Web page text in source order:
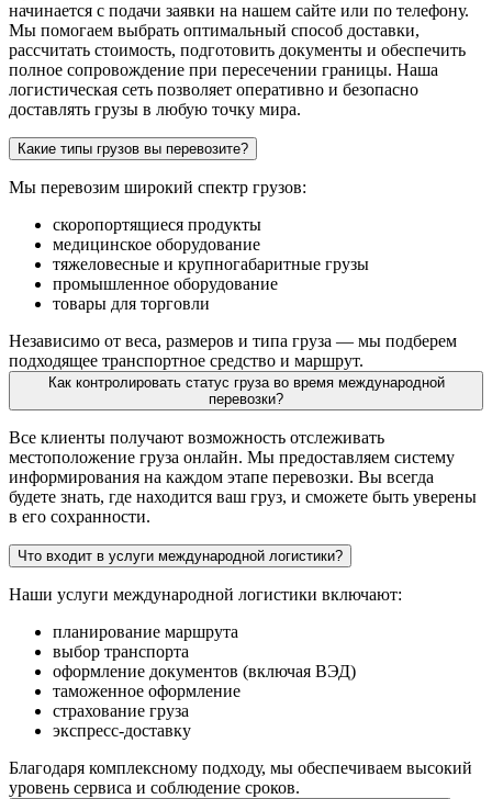
начинается с подачи заявки на нашем сайте или по телефону.
Мы помогаем выбрать оптимальный способ доставки,
рассчитать стоимость, подготовить документы и обеспечить
полное сопровождение при пересечении границы. Наша
логистическая сеть позволяет оперативно и безопасно
доставлять грузы в любую точку мира.
Какие типы грузов вы перевозите?
Мы перевозим широкий спектр грузов:
скоропортящиеся продукты
медицинское оборудование
тяжеловесные и крупногабаритные грузы
промышленное оборудование
товары для торговли
Независимо от веса, размеров и типа груза — мы подберем
подходящее транспортное средство и маршрут.
Как контролировать статус груза во время международной
перевозки?
Все клиенты получают возможность отслеживать
местоположение груза онлайн. Мы предоставляем систему
информирования на каждом этапе перевозки. Вы всегда
будете знать, где находится ваш груз, и сможете быть уверены
в его сохранности.
Что входит в услуги международной логистики?
Наши услуги международной логистики включают:
планирование маршрута
выбор транспорта
оформление документов (включая ВЭД)
таможенное оформление
страхование груза
экспресс-доставку
Благодаря комплексному подходу, мы обеспечиваем высокий
уровень сервиса и соблюдение сроков.